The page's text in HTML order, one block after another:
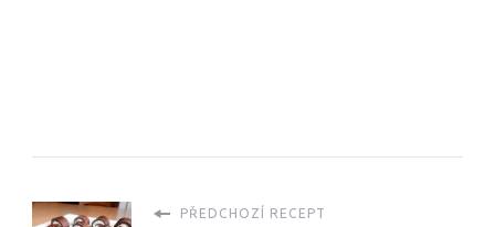
PŘEDCHOZÍ RECEPT